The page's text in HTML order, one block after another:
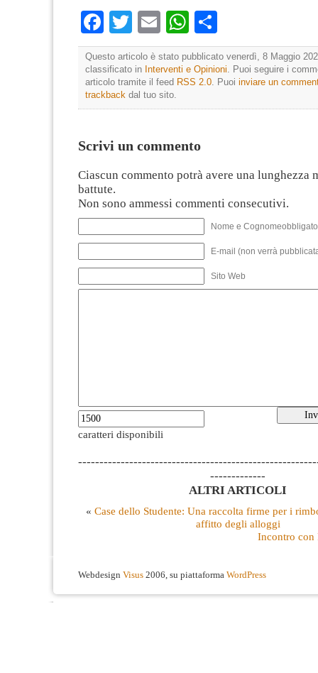
Facebook
TwitterEmailWhatsApp
Questo articolo è stato pubblicato venerdì, 8 Maggio
classificato in Interventi e Opinioni. Puoi seguire i
articolo tramite il feed RSS 2.0. Puoi inviare un
trackback dal tuo sito.
Scrivi un commento
Ciascun commento potrà avere una lunghezza
battute.
Non sono ammessi commenti consecutivi.
Nome e
E-mail (non verrà
Sito Web
caratteri disponibili
-------------
ALTRI ARTICOLI
« Case dello Studente: Una raccolta firme per i
affitto degli alloggi
Incontro con
Webdesign Visus 2006, su piattaforma WordPress